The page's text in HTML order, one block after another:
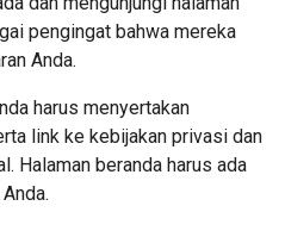
pengingat bahwa mereka
Anda.
harus menyertakan
link ke kebijakan privasi dan
Halaman beranda harus ada